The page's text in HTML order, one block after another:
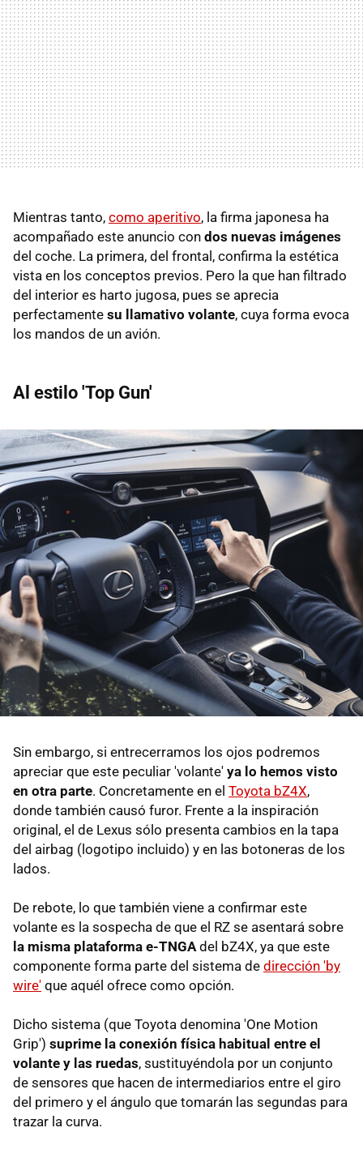
Mientras tanto, como aperitivo, la firma japonesa ha
acompañado este anuncio con dos nuevas imágenes
del coche. La primera, del frontal, confirma la estética
vista en los conceptos previos. Pero la que han filtrado
del interior es harto jugosa, pues se aprecia
perfectamente su llamativo volante, cuya forma evoca
los mandos de un avión.
Al estilo 'Top Gun'
Sin embargo, si entrecerramos los ojos podremos
apreciar que este peculiar 'volante' ya lo hemos visto
en otra parte. Concretamente en el Toyota bZ4X,
donde también causó furor. Frente a la inspiración
original, el de Lexus sólo presenta cambios en la tapa
del airbag (logotipo incluido) y en las botoneras de los
lados.
De rebote, lo que también viene a confirmar este
volante es la sospecha de que el RZ se asentará sobre
la misma plataforma e-TNGAdel bZ4X, ya que este
componente forma parte del sistema de dirección 'by
wire' que aquél ofrece como opción.
Dicho sistema (que Toyota denomina 'One Motion
Grip') suprime la conexión física habitual entre el
volante y las ruedas, sustituyéndola por un conjunto
de sensores que hacen de intermediarios entre el giro
del primero y el ángulo que tomarán las segundas para
trazar la curva.